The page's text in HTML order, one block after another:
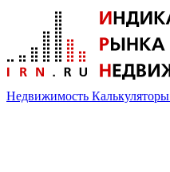
Недвижимость Калькуляторы